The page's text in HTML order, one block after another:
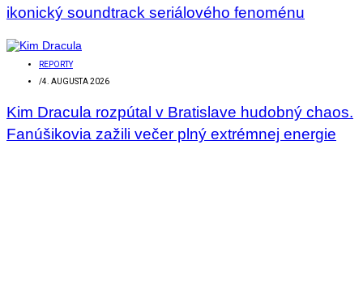
ikonický soundtrack seriálového fenoménu
REPORTY
/4. AUGUSTA 2026
Kim Dracula rozpútal v Bratislave hudobný chaos.
Fanúšikovia zažili večer plný extrémnej energie